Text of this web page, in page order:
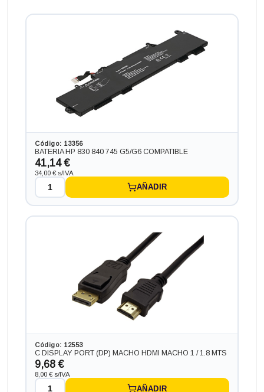
Portátil HP RYZEN 445 G8 con pantalla 16:9 de 14.0
pulgadas, procesador RYZEN 3 5400U 4.0 GHZ (11ª
Generación), memoria DDR4, Salidas gráficas: HDMI
199,65 €
Portátil HP RYZEN 745 G5 con pantalla 16:9 de 14.0
pulgadas, procesador RYZEN 5 PRO 3500U 3.7 GHZ (8ª
Generación), memoria DDR4, Salidas gráficas: HDMI
-37,51€ más barato
Código: 13356
BATERIA HP 830 840 745 G5/G6 COMPATIBLE
41,14 €
34,00 € s/IVA
AÑADIR
Código: 12553
C DISPLAY PORT (DP) MACHO HDMI MACHO 1 / 1.8 MTS
9,68 €
8,00 € s/IVA
AÑADIR